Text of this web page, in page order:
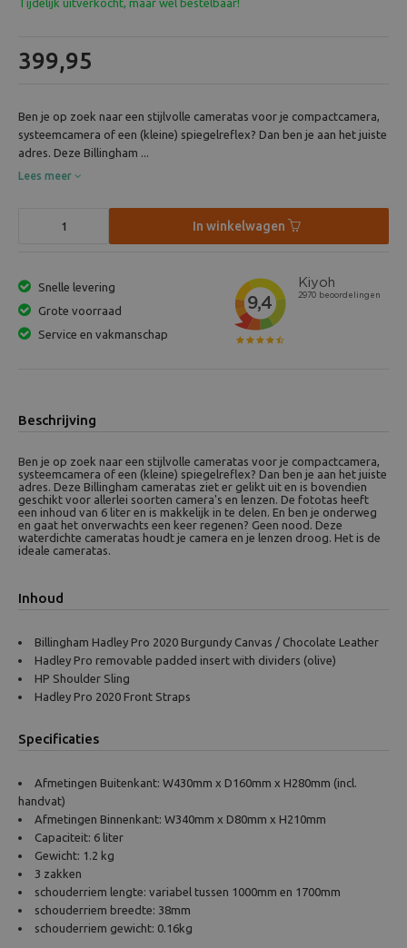
Tijdelijk uitverkocht, maar wel bestelbaar!
399,95
Ben je op zoek naar een stijlvolle cameratas voor je compactcamera,
systeemcamera of een (kleine) spiegelreflex? Dan ben je aan het juiste
adres. Deze Billingham ...
Lees meer
In winkelwagen
Snelle levering
Grote voorraad
Service en vakmanschap
Beschrijving
Ben je op zoek naar een stijlvolle cameratas voor je compactcamera,
systeemcamera of een (kleine) spiegelreflex? Dan ben je aan het juiste
adres. Deze Billingham cameratas ziet er gelikt uit en is bovendien
geschikt voor allerlei soorten camera's en lenzen. De fototas heeft
een inhoud van 6 liter en is makkelijk in te delen. En ben je onderweg
en gaat het onverwachts een keer regenen? Geen nood. Deze
waterdichte cameratas houdt je camera en je lenzen droog. Het is de
ideale cameratas.
Inhoud
Billingham Hadley Pro 2020 Burgundy Canvas / Chocolate Leather
Hadley Pro removable padded insert with dividers (olive)
HP Shoulder Sling
Hadley Pro 2020 Front Straps
Specificaties
Afmetingen Buitenkant: W430mm x D160mm x H280mm (incl.
handvat)
Afmetingen Binnenkant: W340mm x D80mm x H210mm
Capaciteit: 6 liter
Gewicht: 1.2 kg
3 zakken
schouderriem lengte: variabel tussen 1000mm en 1700mm
schouderriem breedte: 38mm
schouderriem gewicht: 0.16kg